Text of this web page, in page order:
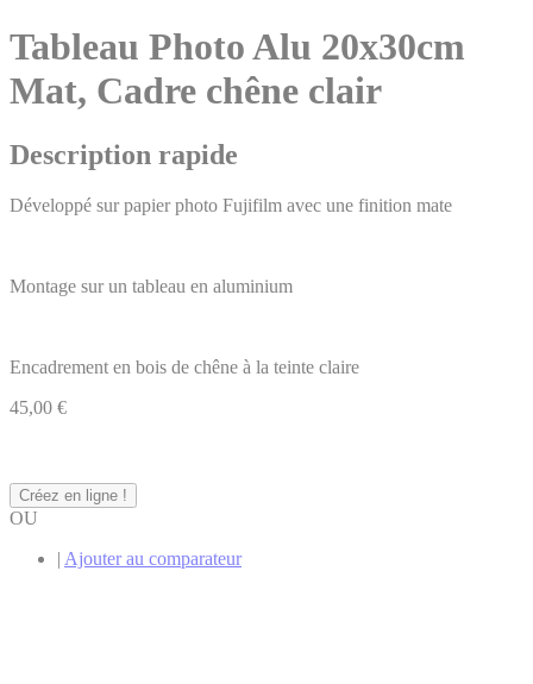
Tableau Photo Alu 20x30cm
Mat, Cadre chêne clair
Description rapide
Développé sur papier photo Fujifilm avec une finition mate
Montage sur un tableau en aluminium
Encadrement en bois de chêne à la teinte claire
45,00 €
Créez en ligne !
OU
| Ajouter au comparateur